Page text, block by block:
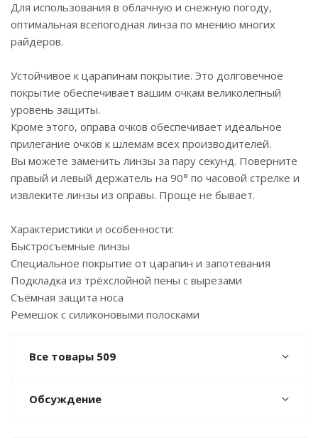
Для использования в облачную и снежную погоду,
оптимальная всепогодная линза по мнению многих
райдеров.
Устойчивое к царапинам покрытие. Это долговечное
покрытие обеспечивает вашим очкам великолепный
уровень защиты.
Кроме этого, оправа очков обеспечивает идеальное
прилегание очков к шлемам всех производителей.
Вы можете заменить линзы за пару секунд. Поверните
правый и левый держатель на 90° по часовой стрелке и
извлеките линзы из оправы. Проще не бывает.
Характеристики и особенности:
Быстросъемные линзы
Специальное покрытие от царапин и запотевания
Подкладка из трёхслойной пены с вырезами
Съёмная защита носа
Ремешок с силиконовыми полосками
Все товары 509
Обсуждение